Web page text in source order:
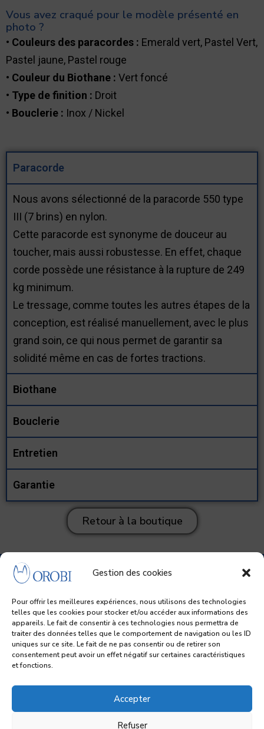
Gestion des cookies
Pour offrir les meilleures expériences, nous utilisons des technologies
telles que les cookies pour stocker et/ou accéder aux informations des
appareils. Le fait de consentir à ces technologies nous permettra de
traiter des données telles que le comportement de navigation ou les ID
uniques sur ce site. Le fait de ne pas consentir ou de retirer son
consentement peut avoir un effet négatif sur certaines caractéristiques
et fonctions.
Accepter
Refuser
Vous avez craqué pour le modèle présenté en
photo ?
• Couleurs des paracordes : Emerald vert, Pastel Vert,
Pastel jaune, Pastel rouge
• Couleur du Biothane : Vert foncé
• Type de finition : Droit
• Bouclerie : Inox / Nickel
Paracorde
Nous avons sélectionné de la paracorde 550 type
III (7 brins) en nylon.
Cette paracorde est synonyme de douceur au
toucher, mais aussi robustesse. En effet, chaque
corde possède une résistance à la rupture de 249
kg minimum.
Le tressage, comme toutes les autres étapes de la
conception, est réalisé manuellement, avec le plus
grand soin, ce qui nous permet de garantir sa
solidité même en cas de fortes tractions.
Biothane
Bouclerie
Entretien
Garantie
Retour à la boutique
Nous contacter
A propos
Nous localiser
Mentions légales
Politique de confidentialité
Facebook
F